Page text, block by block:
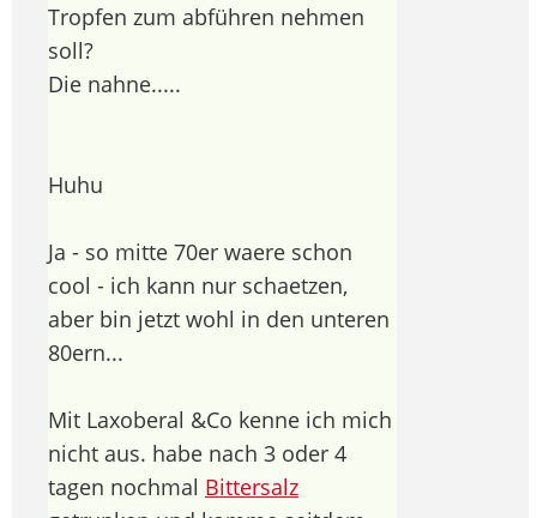
Tropfen zum abführen nehmen
soll?
Die nahne.....
Huhu
Ja - so mitte 70er waere schon
cool - ich kann nur schaetzen,
aber bin jetzt wohl in den unteren
80ern...
Mit Laxoberal &Co kenne ich mich
nicht aus. habe nach 3 oder 4
tagen nochmal Bittersalz